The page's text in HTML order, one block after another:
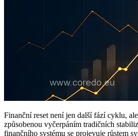
Finanční reset není jen další fází cyklu,
způsobenou vyčerpáním tradičních
finančního systému se projevuje růstem